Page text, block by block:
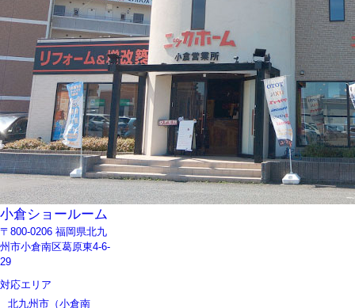
小倉ショールーム
〒800-0206 福岡県北九
州市小倉南区葛原東4-6-
29
対応エリア
北九州市（小倉南